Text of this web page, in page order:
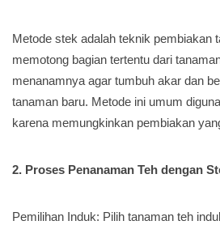
Metode stek adalah teknik pembiakan
memotong bagian tertentu dari
menanamnya agar tumbuh akar dan
tanaman baru. Metode ini umum
karena memungkinkan pembiakan
2. Proses Penanaman Teh dengan
Pemilihan Induk: Pilih tanaman teh